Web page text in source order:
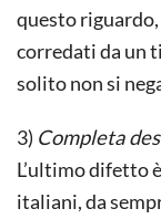
questo
corredati da un
solito non si
3) Completa
L’ultimo difetto
italiani, da